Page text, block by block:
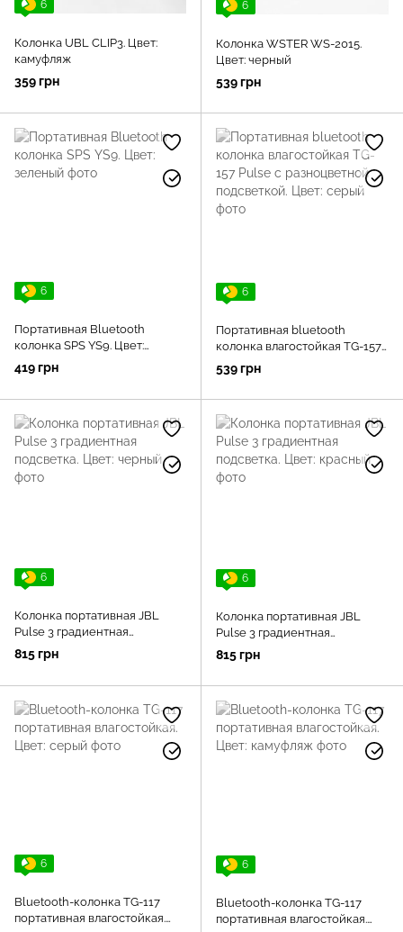
6
Колонка UBL CLIP3. Цвет:
камуфляж
359 грн
6
Колонка WSTER WS-2015.
Цвет: черный
539 грн
6
Портативная Bluetooth
колонка SPS YS9. Цвет:
419 грн
6
Портативная bluetooth
колонка влагостойкая TG-157
подсветкой. Цвет: серый
539 грн
6
Колонка портативная JBL
Pulse 3 градиентная
подсветка. Цвет: черный
815 грн
6
Колонка портативная JBL
Pulse 3 градиентная
подсветка. Цвет: красный
815 грн
6
Bluetooth-колонка TG-117
портативная влагостойкая.
6
Bluetooth-колонка TG-117
портативная влагостойкая.